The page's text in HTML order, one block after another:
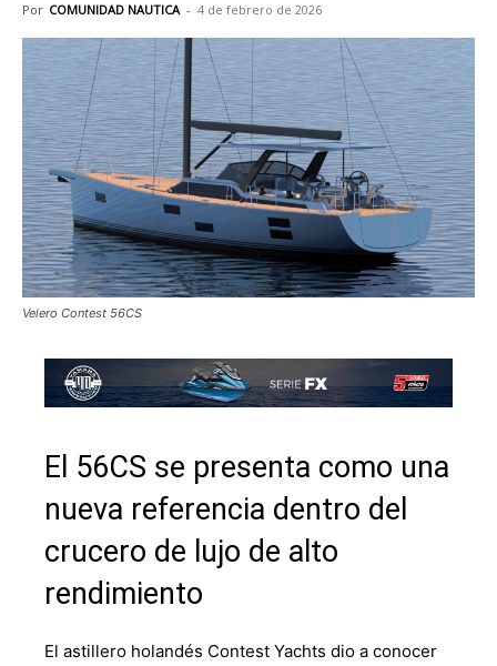
Por COMUNIDAD NAUTICA - 4 de febrero de 2026
Velero Contest 56CS
El 56CS se presenta como una
nueva referencia dentro del
crucero de lujo de alto
rendimiento
El astillero holandés Contest Yachts dio a conocer